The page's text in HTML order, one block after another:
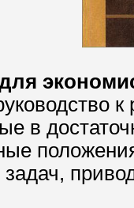
в